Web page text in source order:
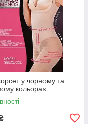
у чорному та
кольорах